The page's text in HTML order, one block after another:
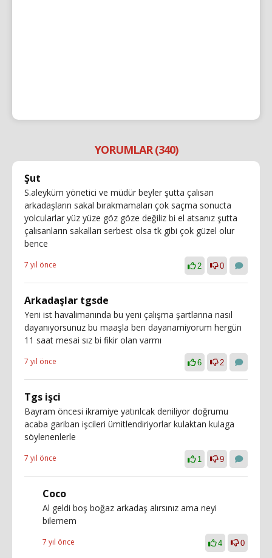
YORUMLAR (340)
Şut
S.aleyküm yönetici ve müdür beyler şutta çalısan
arkadaşların sakal bırakmamaları çok saçma sonucta
yolcularlar yüz yüze göz göze değiliz bi el atsanız şutta
çalısanların sakalları serbest olsa tk gibi çok güzel olur
bence
7 yıl önce 2 0
Arkadaşlar tgsde
Yeni ist havalimanında bu yeni çalışma şartlarına nasıl
dayanıyorsunuz bu maaşla ben dayanamiyorum hergün
11 saat mesai sız bi fikir olan varmı
7 yıl önce 6 2
Tgs işci
Bayram öncesi ikramiye yatırılcak deniliyor doğrumu
acaba gariban işcileri ümitlendiriyorlar kulaktan kulaga
söylenenlerle
7 yıl önce 1 9
Coco
Al geldi boş boğaz arkadaş alırsınız ama neyi
bilemem
7 yıl önce 4 0